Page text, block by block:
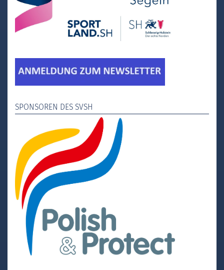
SPONSOREN DES SVSH